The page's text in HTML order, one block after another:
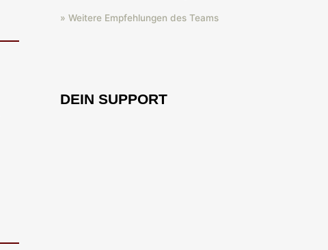
» Weitere Empfehlungen des Teams
DEIN SUPPORT